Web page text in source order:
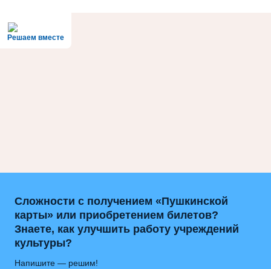
Решаем вместе
Сложности с получением «Пушкинской
карты» или приобретением билетов?
Знаете, как улучшить работу учреждений
культуры?
Напишите — решим!